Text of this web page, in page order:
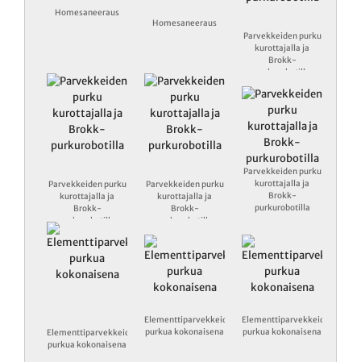
Homesaneeraus
Homesaneeraus
Parvekkeiden purku
kurottajalla ja
Brokk-
purkurobotilla
Parvekkeiden purku
kurottajalla ja
Brokk-
purkurobotilla
Parvekkeiden purku
kurottajalla ja
Brokk-
purkurobotilla
Parvekkeiden purku
kurottajalla ja
Brokk-
purkurobotilla
Elementtiparvekkeiden
purkua kokonaisena
Elementtiparvekkeiden
purkua kokonaisena
Elementtiparvekkeiden
purkua kokonaisena